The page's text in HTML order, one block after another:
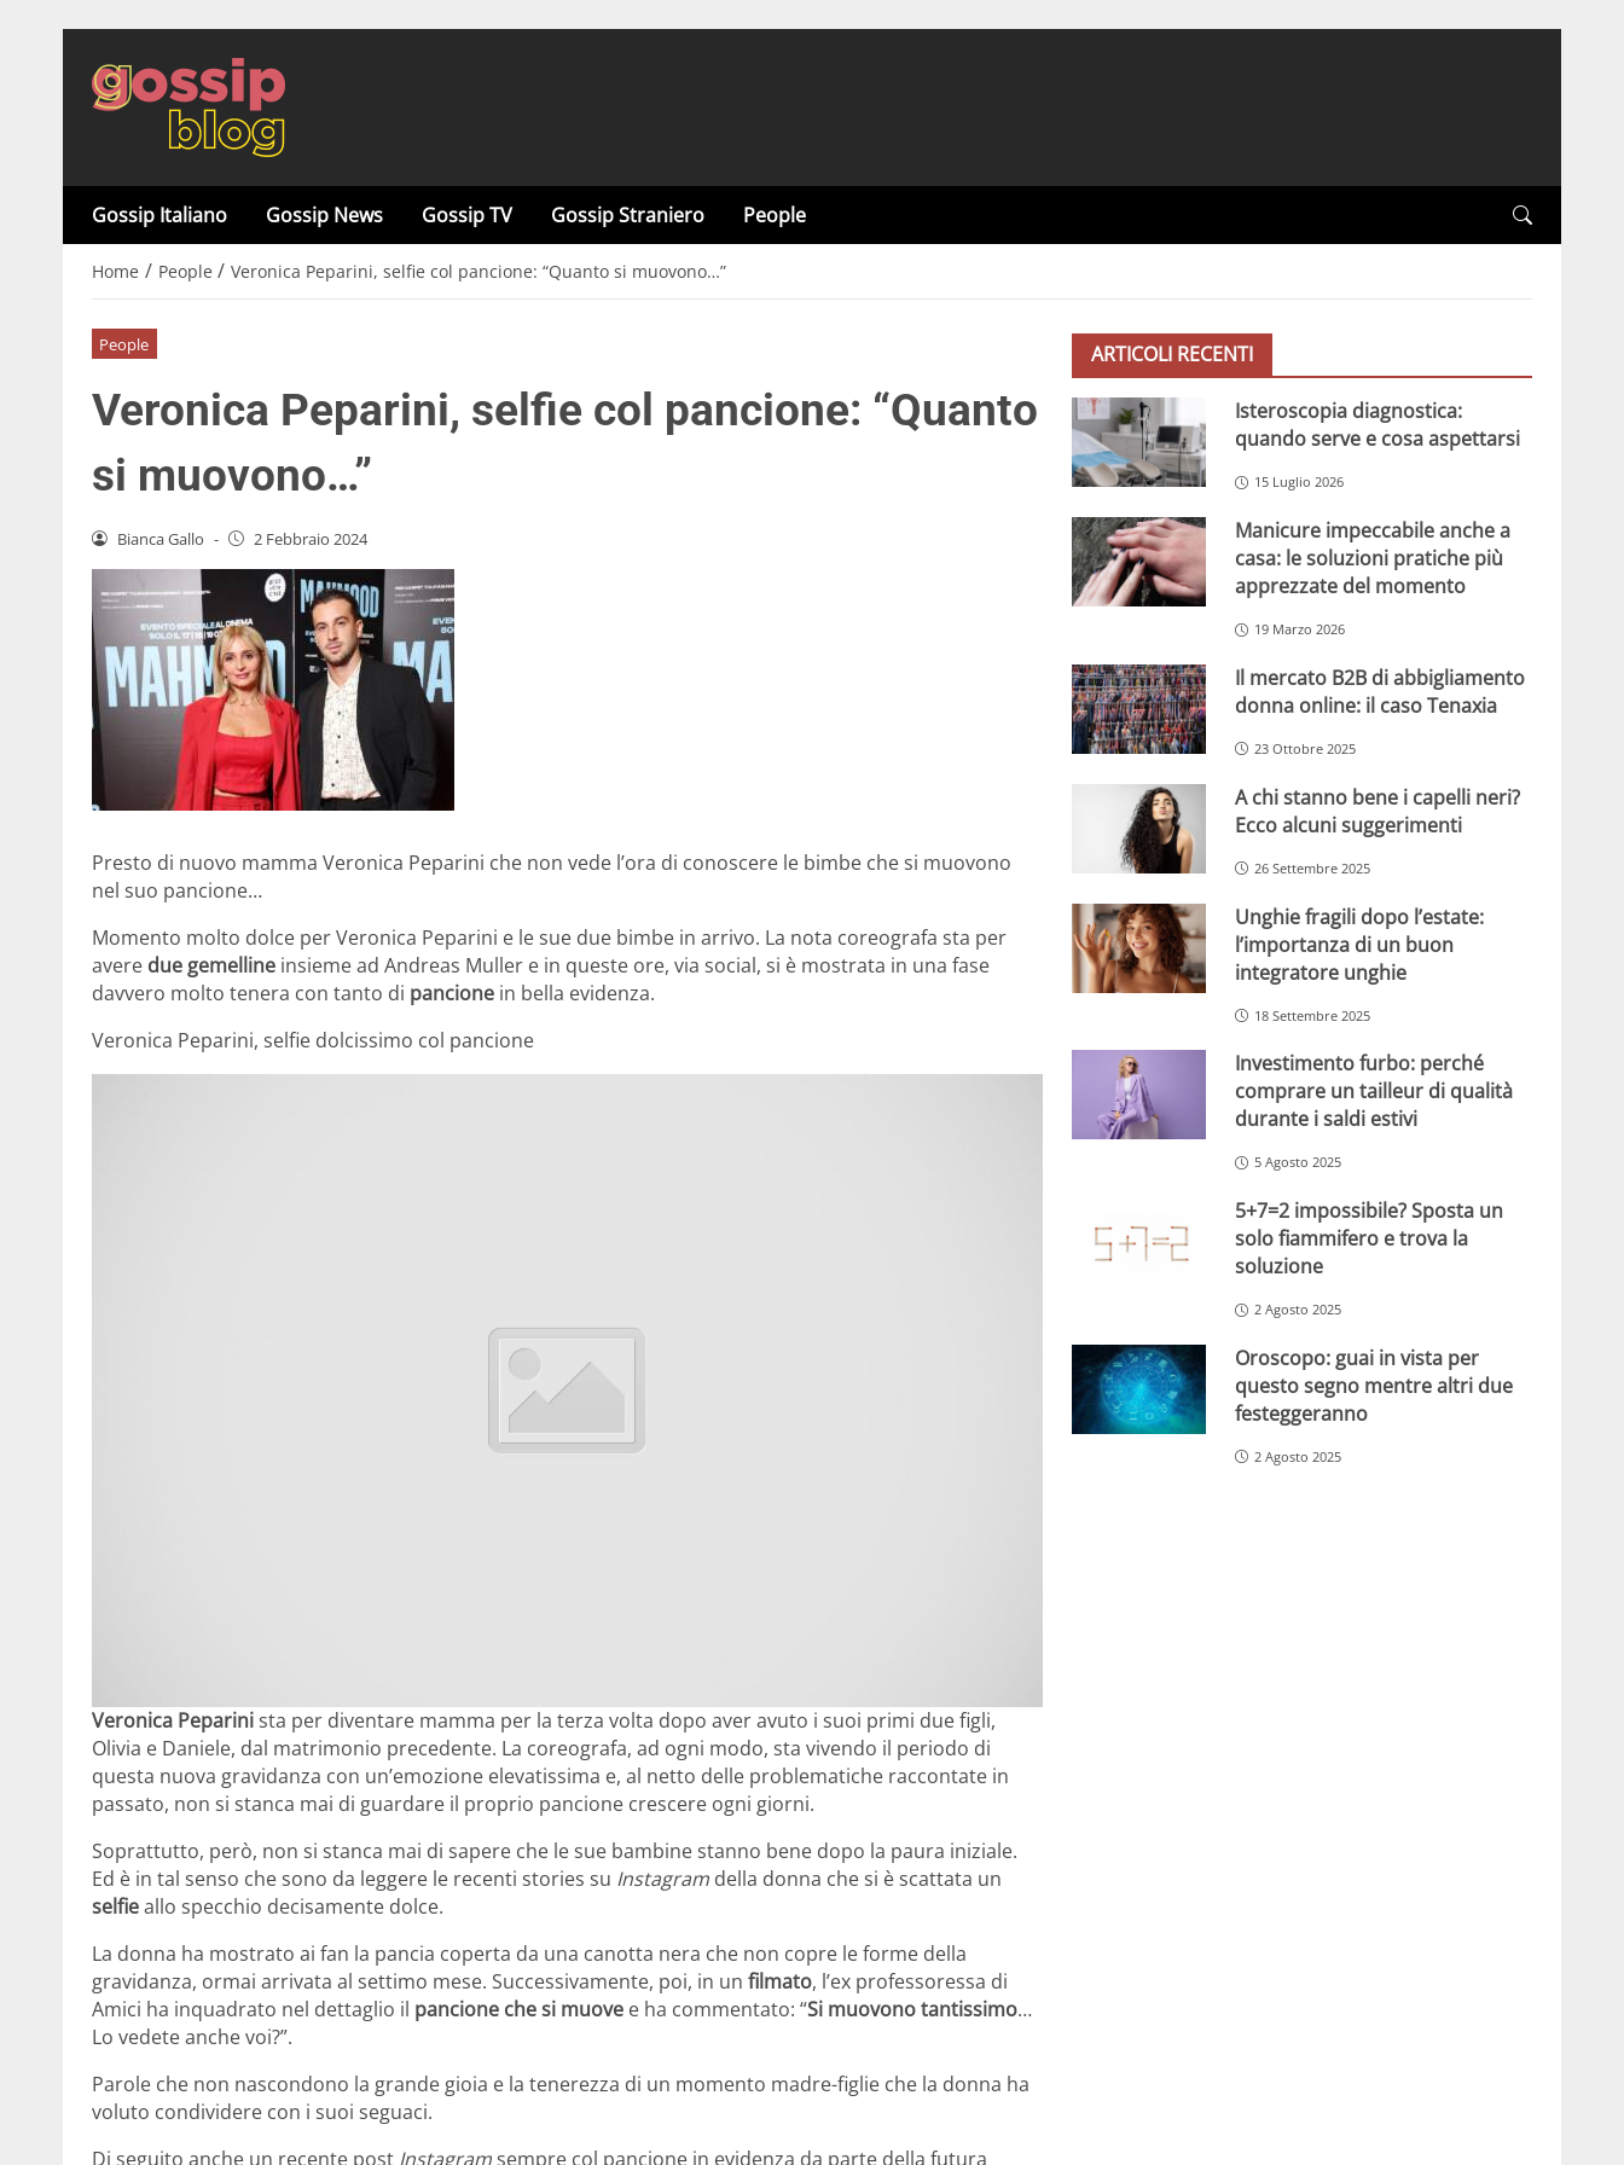
Gossip Italiano Gossip News Gossip TV Gossip Straniero People
Home / People / Veronica Peparini, selfie col pancione: “Quanto si muovono…”
People
Veronica Peparini, selfie col pancione: “Quanto
si muovono…”
Bianca Gallo - 2 Febbraio 2024
Presto di nuovo mamma Veronica Peparini che non vede l’ora di conoscere le bimbe che si muovono
nel suo pancione…
Momento molto dolce per Veronica Peparini e le sue due bimbe in arrivo. La nota coreografa sta per
avere due gemelline insieme ad Andreas Muller e in queste ore, via social, si è mostrata in una fase
davvero molto tenera con tanto di pancione in bella evidenza.
Veronica Peparini, selfie dolcissimo col pancione
Veronica Peparinista per diventare mamma per la terza volta dopo aver avuto i suoi primi due figli,
Olivia e Daniele, dal matrimonio precedente. La coreografa, ad ogni modo, sta vivendo il periodo di
questa nuova gravidanza con un’emozione elevatissima e, al netto delle problematiche raccontate in
passato, non si stanca mai di guardare il proprio pancione crescere ogni giorni.
Soprattutto, però, non si stanca mai di sapere che le sue bambine stanno bene dopo la paura iniziale.
Ed è in tal senso che sono da leggere le recenti stories su Instagram della donna che si è scattata un
selfieallo specchio decisamente dolce.
La donna ha mostrato ai fan la pancia coperta da una canotta nera che non copre le forme della
gravidanza, ormai arrivata al settimo mese. Successivamente, poi, in un filmato, l’ex professoressa di
Amici ha inquadrato nel dettaglio il pancione che si muove e ha commentato: “Si muovono tantissimo…
Lo vedete anche voi?”.
Parole che non nascondono la grande gioia e la tenerezza di un momento madre-figlie che la donna ha
voluto condividere con i suoi seguaci.
Di seguito anche un recente post Instagramsempre col pancione in evidenza da parte della futura
ARTICOLI RECENTI
Isteroscopia diagnostica:
quando serve e cosa aspettarsi
15 Luglio 2026
Manicure impeccabile anche a
casa: le soluzioni pratiche più
apprezzate del momento
19 Marzo 2026
Il mercato B2B di abbigliamento
donna online: il caso Tenaxia
23 Ottobre 2025
A chi stanno bene i capelli neri?
Ecco alcuni suggerimenti
26 Settembre 2025
Unghie fragili dopo l’estate:
l’importanza di un buon
integratore unghie
18 Settembre 2025
Investimento furbo: perché
comprare un tailleur di qualità
durante i saldi estivi
5 Agosto 2025
5+7=2 impossibile? Sposta un
solo fiammifero e trova la
soluzione
2 Agosto 2025
Oroscopo: guai in vista per
questo segno mentre altri due
festeggeranno
2 Agosto 2025